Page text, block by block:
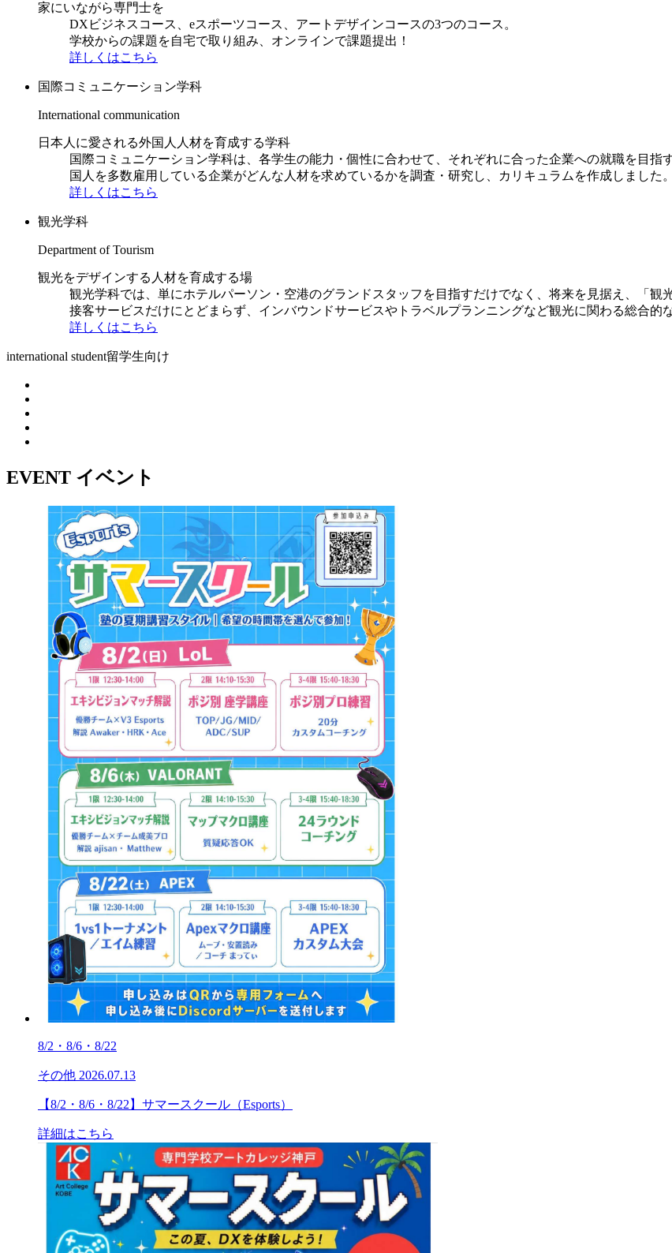
家にいながら専門士を
DXビジネスコース、eスポーツコース、アートデザインコースの3つのコース。
学校からの課題を自宅で取り組み、オンラインで課題提出！
詳しくはこちら
国際コミュニケーション学科
International communication
日本人に愛される外国人人材を育成する学科
国際コミュニケーション学科は、各学生の能力・個性に合わせて、それぞれに合った企業への就職を目
国人を多数雇用している企業がどんな人材を求めているかを調査・研究し、カリキュラムを作成しました。
詳しくはこちら
観光学科
Department of Tourism
観光をデザインする人材を育成する場
観光学科では、単にホテルパーソン・空港のグランドスタッフを目指すだけでなく、将来を見据え、「観
接客サービスだけにとどまらず、インバウンドサービスやトラベルプランニングなど観光に関わる総合的
詳しくはこちら
international student留学生向け
EVENT イベント
8/2・8/6・8/22
その他 2026.07.13
【8/2・8/6・8/22】サマースクール（Esports）
詳細はこちら